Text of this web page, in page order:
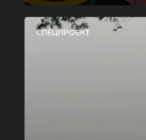
СПЕЦПРОЕКТ